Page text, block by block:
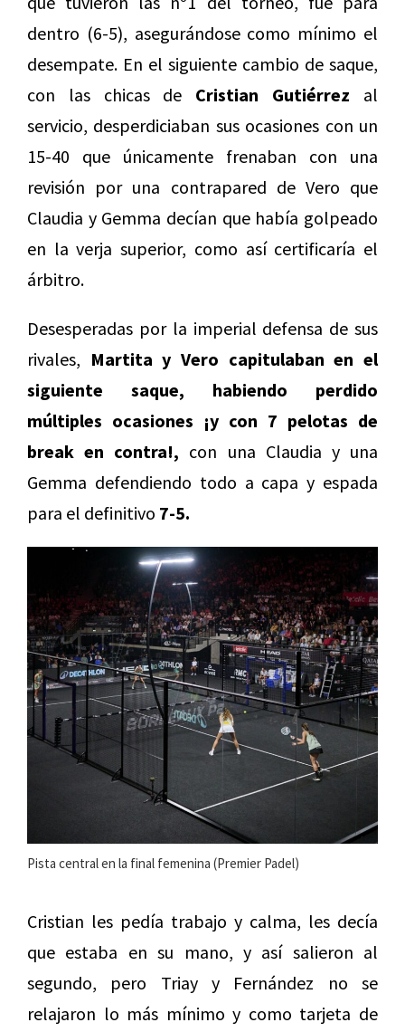
dentro (6-5), asegurándose como mínimo el
desempate. En el siguiente cambio de saque,
con las chicas de Cristian Gutiérrez al
servicio, desperdiciaban sus ocasiones con un
15-40 que únicamente frenaban con una
revisión por una contrapared de Vero que
Claudia y Gemma decían que había golpeado
en la verja superior, como así certificaría el
árbitro.
Desesperadas por la imperial defensa de sus
rivales, Martita y Vero capitulaban en el
siguiente saque, habiendo perdido
múltiples ocasiones ¡y con 7 pelotas de
break en contra!, con una Claudia y una
Gemma defendiendo todo a capa y espada
para el definitivo 7-5.
Pista central en la final femenina (Premier Padel)
Cristian les pedía trabajo y calma, les decía
que estaba en su mano, y así salieron al
segundo, pero Triay y Fernández no se
relajaron lo más mínimo y como tarjeta de